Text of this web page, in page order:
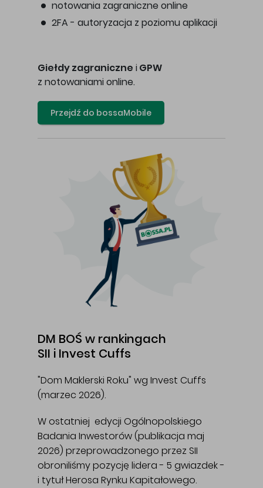
notowania zagraniczne online
2FA - autoryzacja z poziomu aplikacji
Giełdy zagraniczne i GPW
z notowaniami online.
Przejdź do bossaMobile
DM BOŚ w rankingach
SII i Invest Cuffs
"Dom Maklerski Roku" wg Invest Cuffs
(marzec 2026).
W ostatniej edycji Ogólnopolskiego
Badania Inwestorów (publikacja maj
2026) przeprowadzonego przez SII
obroniliśmy pozycję lidera - 5 gwiazdek -
i tytuł Herosa Rynku Kapitałowego.